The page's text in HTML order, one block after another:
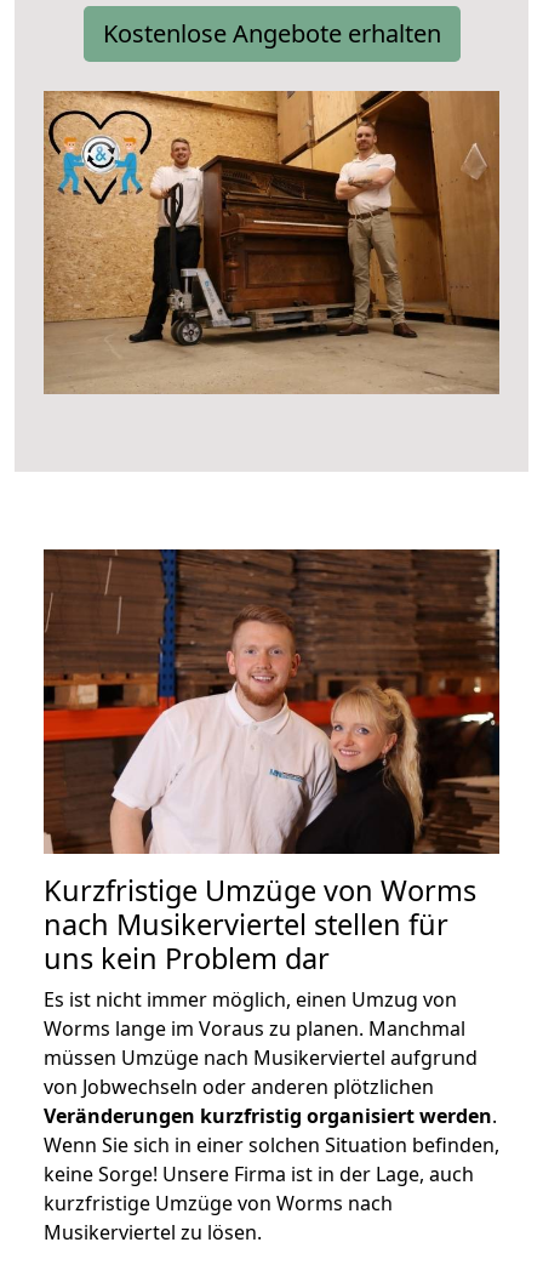
Kostenlose Angebote erhalten
Kurzfristige Umzüge von Worms
nach Musikerviertel stellen für
uns kein Problem dar
Es ist nicht immer möglich, einen Umzug von
Worms lange im Voraus zu planen. Manchmal
müssen Umzüge nach Musikerviertel aufgrund
von Jobwechseln oder anderen plötzlichen
Veränderungen kurzfristig organisiert werden.
Wenn Sie sich in einer solchen Situation befinden,
keine Sorge! Unsere Firma ist in der Lage, auch
kurzfristige Umzüge von Worms nach
Musikerviertel zu lösen.